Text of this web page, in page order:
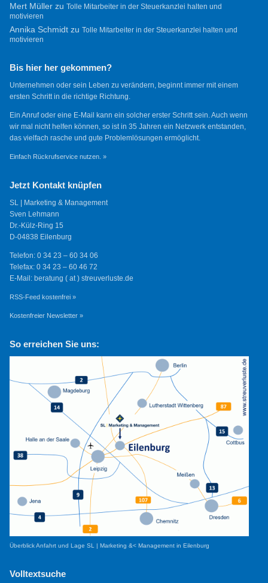
Mert Müllerzu Tolle Mitarbeiter in der Steuerkanzlei halten und
motivieren
Annika Schmidtzu Tolle Mitarbeiter in der Steuerkanzlei halten und
motivieren
Bis hier her gekommen?
Unternehmen oder sein Leben zu verändern, beginnt immer mit einem
ersten Schritt in die richtige Richtung.
Ein Anruf oder eine E-Mail kann ein solcher erster Schritt sein. Auch wenn
wir mal nicht helfen können, so ist in 35 Jahren ein Netzwerk entstanden,
das vielfach rasche und gute Problemlösungen ermöglicht.
Einfach Rückrufservice nutzen. »
Jetzt Kontakt knüpfen
SL | Marketing & Management
Sven Lehmann
Dr.-Külz-Ring 15
D-04838 Eilenburg
Telefon: 0 34 23 – 60 34 06
Telefax: 0 34 23 – 60 46 72
E-Mail: beratung ( at ) streuverluste.de
RSS-Feed kostenfrei »
Kostenfreier Newsletter »
So erreichen Sie uns:
Überblick Anfahrt und Lage SL | Marketing &< Management in Eilenburg
Volltextsuche